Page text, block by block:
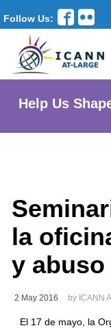
Follow Us:
Help Us
la
y abuso
2 May 2016 by ICANN
El 17 de mayo, la